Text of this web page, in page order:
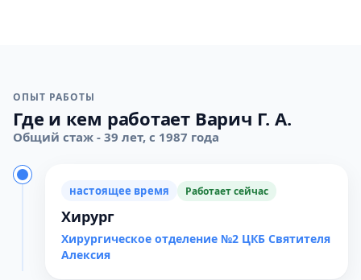
ОПЫТ РАБОТЫ
Где и кем работает Варич Г. А.
Общий стаж - 39 лет, с 1987 года
настоящее время Работает сейчас
Хирург
Хирургическое отделение №2 ЦКБ Святителя
Алексия